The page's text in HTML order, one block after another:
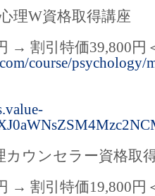
理W資格取得講座
→ 割引特価39,800円
course/psychology/
カウンセラー資格取
→ 割引特価19,800円